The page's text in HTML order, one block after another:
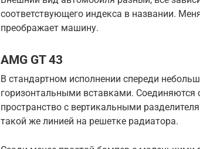
соответствующего индекса в названии.
преображает машину.
AMG GT 43
В стандартном исполнении спереди
горизонтальными вставками. Соединяются
пространство с вертикальными
такой же линией на решетке радиатора.